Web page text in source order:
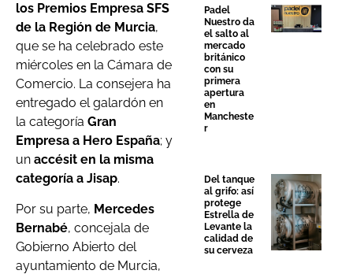
los Premios Empresa SFS
de la Región de Murcia,
que se ha celebrado este
miércoles en la Cámara de
Comercio. La consejera ha
entregado el galardón en
la categoría Gran
Empresa a Hero España; y
un accésit en la misma
categoría a Jisap.
Por su parte, Mercedes
Bernabé, concejala de
Gobierno Abierto del
ayuntamiento de Murcia,
Padel
Nuestro da
el salto al
mercado
británico
con su
primera
apertura
en
Mancheste
r
Del tanque
al grifo: así
protege
Estrella de
Levante la
calidad de
su cerveza